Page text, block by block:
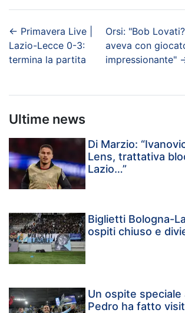
← Primavera Live |
Lazio-Lecce 0-3:
termina la partita
Orsi: "Bob
aveva con
impressionante"
Ultime news
Di Marzio:
Lens, trattativa
Lazio…”
Biglietti Bologna-
ospiti chiuso e
Un ospite speciale
Pedro ha fatto